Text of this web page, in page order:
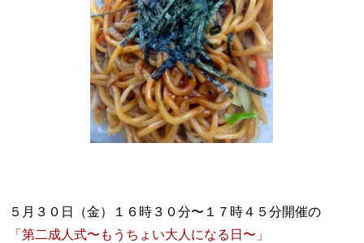
５月３０日（金）１６時３０分〜１７時４５分開催の
「第二成人式〜もうちょい大人になる日〜」